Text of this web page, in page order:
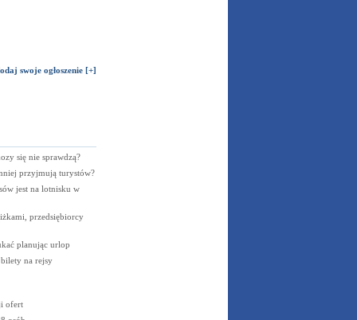
swoje ogłoszenie [+]
się nie sprawdzą?
przyjmują turystów?
jest na lotnisku w
przedsiębiorcy
planując urlop
na rejsy
ofert